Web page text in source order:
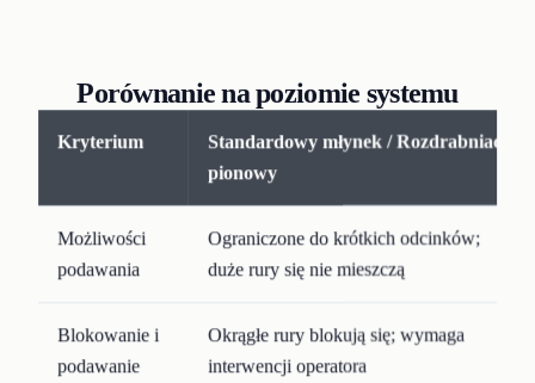
Porównanie na poziomie systemu
Kryterium
Standardowy młynek / Rozdrabniacz
pionowy
Możliwości
podawania
Ograniczone do krótkich odcinków;
duże rury się nie mieszczą
Blokowanie i
podawanie
Okrągłe rury blokują się; wymaga
interwencji operatora